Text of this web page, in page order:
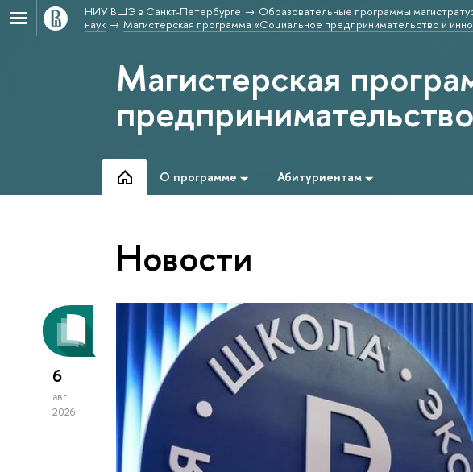
НИУ ВШЭ в Санкт-Петербурге Образовательные программы
наук
Магистерская программа «Социальное предпринимательство и
Магистерская
О программе Абитуриентам
Новости
6
авг
2026